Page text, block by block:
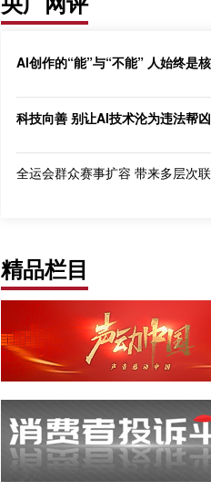
AI创作的“能”与“不能” 人始终是
科技向善 别让AI技术沦为违法帮凶
全运会群众赛事扩容 带来多层次
精品栏目